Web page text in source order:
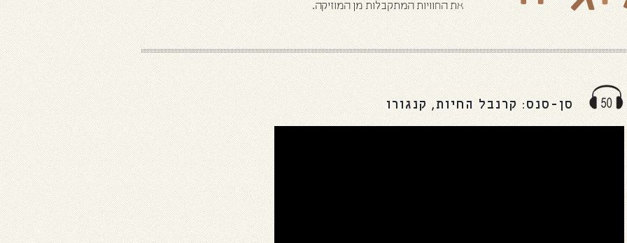
את החוויות המתקבלות מן המוזיקה.
סן-סנס: קרנבל החיות, קנגורו